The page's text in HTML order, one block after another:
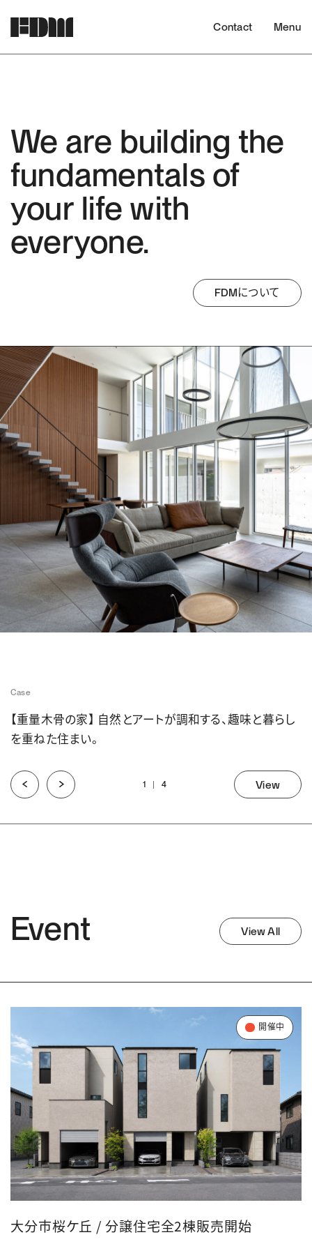
Contact Menu
We are building the
fundamentals of
your life with
everyone.
FDMについて
Case
【重量木骨の家】 自然とアートが調和する、趣味と暮らし
を重ねた住まい。
1 4 View
Event View All
開催中
大分市桜ケ丘 / 分譲住宅全2棟販売開始